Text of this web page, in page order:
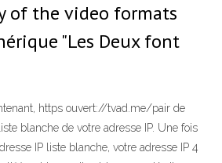
of the video formats
"Les Deux font
https ouvert://tvad.me/pair de
blanche de votre adresse IP. Une fois
IP liste blanche, votre adresse IP 4